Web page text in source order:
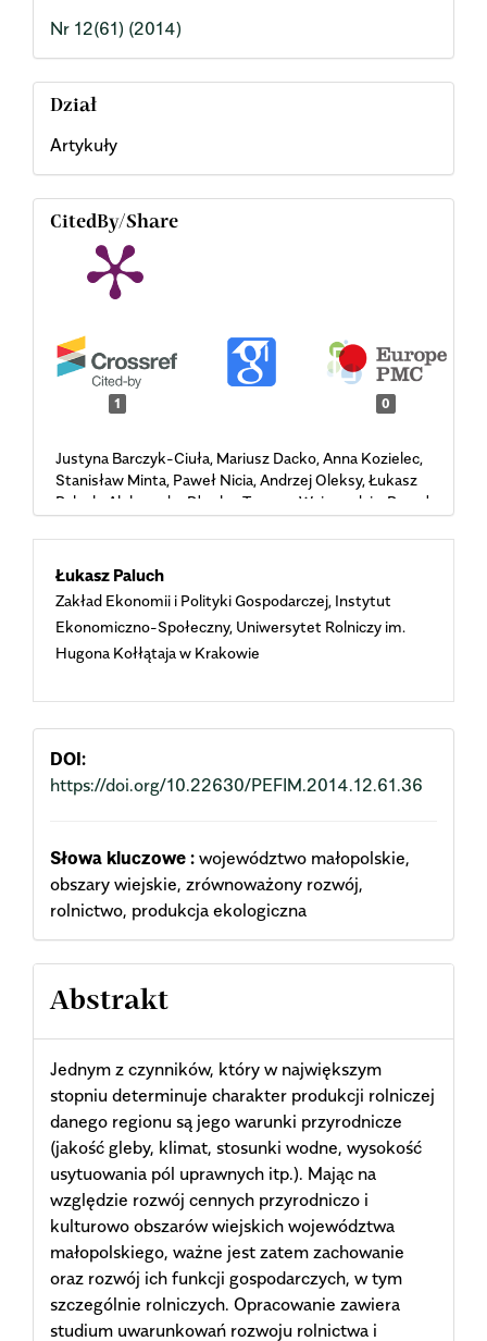
Nr 12(61) (2014)
Dział
Artykuły
CitedBy/Share
1 0
Justyna Barczyk-Ciuła, Mariusz Dacko, Anna Kozielec,
Stanisław Minta, Paweł Nicia, Andrzej Oleksy, Łukasz
Paluch, Aleksandra Płonka, Tomasz Wojewodzic, Paweł
Economic and environmental factors determining
spatial variation in soil liming in Poland.
10.34659/eis.2024.90.3.705
Main
Article
Content
Łukasz Paluch
Zakład Ekonomii i Polityki Gospodarczej, Instytut
Ekonomiczno-Społeczny, Uniwersytet Rolniczy im.
Hugona Kołłątaja w Krakowie
DOI:
https://doi.org/10.22630/PEFIM.2014.12.61.36
Słowa kluczowe : województwo małopolskie,
obszary wiejskie, zrównoważony rozwój,
rolnictwo, produkcja ekologiczna
Abstrakt
Jednym z czynników, który w największym
stopniu determinuje charakter produkcji rolniczej
danego regionu są jego warunki przyrodnicze
(jakość gleby, klimat, stosunki wodne, wysokość
usytuowania pól uprawnych itp.). Mając na
względzie rozwój cennych przyrodniczo i
kulturowo obszarów wiejskich województwa
małopolskiego, ważne jest zatem zachowanie
oraz rozwój ich funkcji gospodarczych, w tym
szczególnie rolniczych. Opracowanie zawiera
studium uwarunkowań rozwoju rolnictwa i